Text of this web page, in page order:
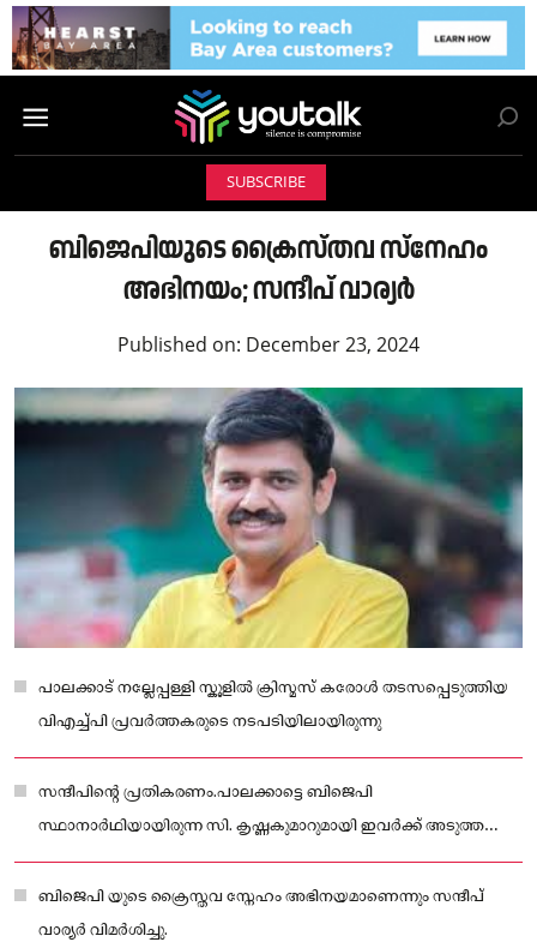
SUBSCRIBE
ബിജെപിയുടെ ക്രൈസ്തവ സ്നേഹം
അഭിനയo; സന്ദീപ് വാര്യർ
Published on: December 23, 2024
പാലക്കാട് നല്ലേപ്പള്ളി സ്കൂളിൽ ക്രിസ്മസ് കരോൾ തടസപ്പെടുത്തിയ
വിഎച്ച്പി പ്രവർത്തകരുടെ നടപടിയിലായിരുന്നു
സന്ദീപിൻ്റെ പ്രതികരണം.പാലക്കാട്ടെ ബിജെപി
സ്ഥാനാർഥിയായിരുന്ന സി. കൃഷ്ണകുമാറുമായി ഇവർക്ക് അടുത്ത
ബന്ധമുണ്ട്.
ബിജെപി യുടെ ക്രൈസ്തവ സ്നേഹം അഭിനയമാണെന്നും സന്ദീപ്
വാര്യർ വിമർശിച്ചു.